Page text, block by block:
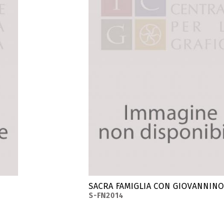
SACRA FAMIGLIA CON GIOVANNINO
S-FN2014